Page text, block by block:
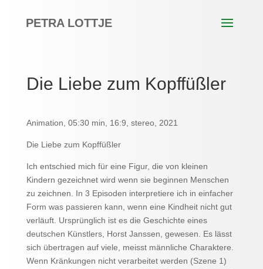
PETRA LOTTJE
Die Liebe zum Kopffüßler
Animation, 05:30 min, 16:9, stereo, 2021
Die Liebe zum Kopffüßler
Ich entschied mich für eine Figur, die von kleinen
Kindern gezeichnet wird wenn sie beginnen Menschen
zu zeichnen. In 3 Episoden interpretiere ich in einfacher
Form was passieren kann, wenn eine Kindheit nicht gut
verläuft. Ursprünglich ist es die Geschichte eines
deutschen Künstlers, Horst Janssen, gewesen. Es lässt
sich übertragen auf viele, meisst männliche Charaktere.
Wenn Kränkungen nicht verarbeitet werden (Szene 1)